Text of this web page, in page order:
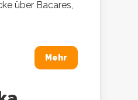
über Bacares,
Mehr